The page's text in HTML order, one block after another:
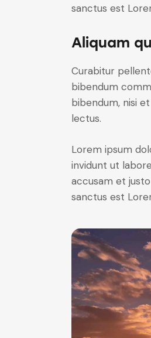
sanctus est
Aliquam
Curabitur
bibendum
bibendum, nisi
lectus.
Lorem ipsum
invidunt ut
accusam et
sanctus est